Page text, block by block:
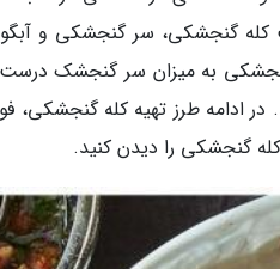
کله گنجشکی، سر گنجشکی و
به میزان سر گنجشک
ادامه طرز تهیه کله گنجشکی،
گنجشکی را دیدن کنید.